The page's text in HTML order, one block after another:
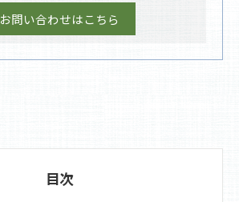
お問い合わせはこちら
目次